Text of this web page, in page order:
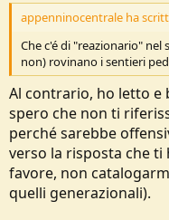
appenninocentrale ha
Che c'é di "reazionario" nel
non) rovinano i sentieri
Al contrario, ho letto e
spero che non ti
perché sarebbe
verso la risposta che
favore, non
quelli generazionali).